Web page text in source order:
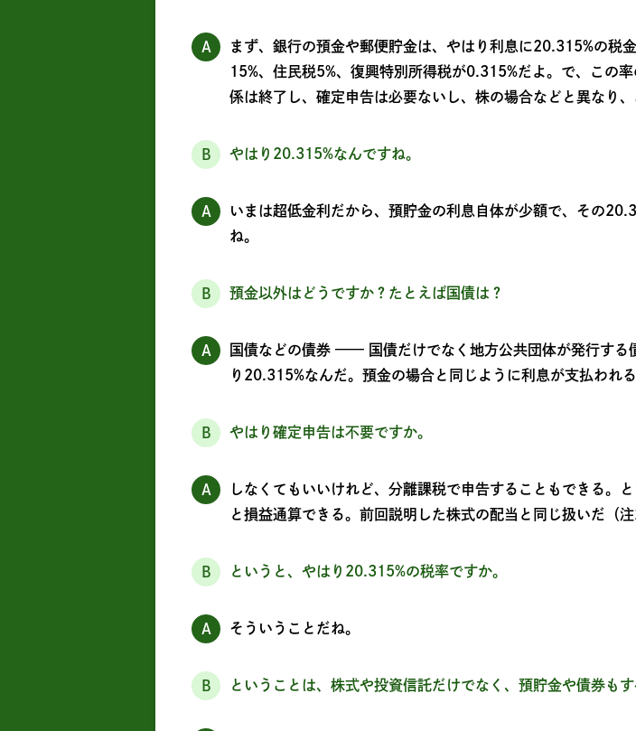
A
まず、銀行の預金や郵便貯金は、やはり利息に20.315%の税
15%、住民税5%、復興特別所得税が0.315%だよ。で、この
係は終了し、確定申告は必要ないし、株の場合などと異なり
B やはり20.315%なんですね。
A
いまは超低金利だから、預貯金の利息自体が少額で、その
ね。
B 預金以外はどうですか？たとえば国債は？
A
国債などの債券 —— 国債だけでなく地方公共団体が発行する
り20.315%なんだ。預金の場合と同じように利息が支払われ
B やはり確定申告は不要ですか。
A
しなくてもいいけれど、分離課税で申告することもできる。
と損益通算できる。前回説明した株式の配当と同じ扱いだ（
B というと、やはり20.315%の税率ですか。
A そういうことだね。
B ということは、株式や投資信託だけでなく、預貯金や債券も